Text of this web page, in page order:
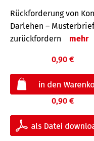
Rückforderung von
Darlehen –
zurückfordern
mehr
0,90 €
0,90 €